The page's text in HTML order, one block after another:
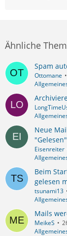
Ähnliche
Spam
Ottomane
Neue
Eisenreiter
Beim
gelesen
tsunami13
Mails
MeikeS